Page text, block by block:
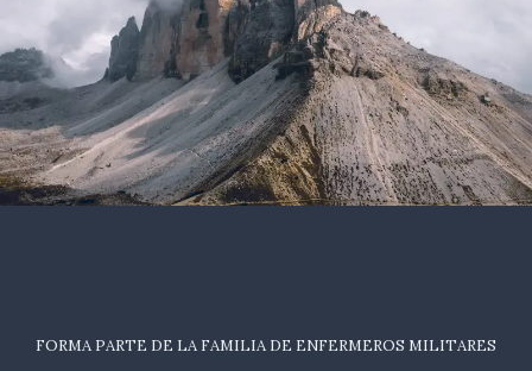
FORMA PARTE DE LA FAMILIA DE ENFERMEROS MILITARES